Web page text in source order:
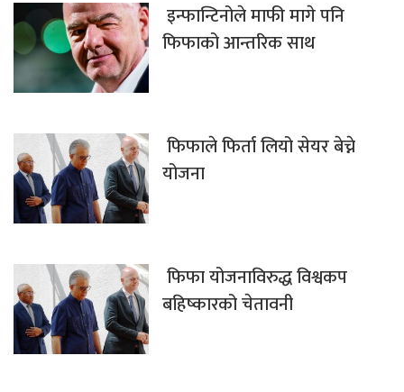
इन्फान्टिनोले माफी मागे पनि
फिफाको आन्तरिक साथ
फिफाले फिर्ता लियो सेयर बेच्ने
योजना
फिफा योजनाविरुद्ध विश्वकप
बहिष्कारको चेतावनी